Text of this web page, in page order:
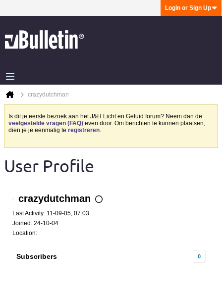
Login or Sign Up
crazydutchman
Is dit je eerste bezoek aan het J&H Licht en Geluid forum? Neem dan de
veelgestelde vragen (FAQ) even door. Om berichten te kunnen plaatsen,
dien je je eenmalig te registreren.
User Profile
crazydutchman
Last Activity: 11-09-05, 07:03
Joined: 24-10-04
Location:
Subscribers 0